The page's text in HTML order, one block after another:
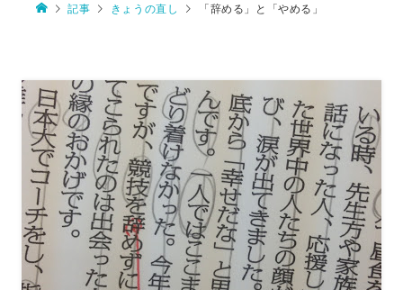
記事 きょうの直し 「辞める」と「やめる」